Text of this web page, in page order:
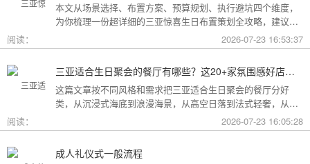
本文从场景选择、布置方案、预算规划、执行避坑四个维度，
为你梳理一份超详细的三亚惊喜生日布置策划全攻略，建议收
阅读： 2026-07-23 16:53:37
三亚适合生日聚会的餐厅有哪些？这20+家氛围感好店按风格挑，一篇搞定
这篇文章按不同风格和需求把三亚适合生日聚会的餐厅分好
类，从沉浸式海底到浪漫海景，从高空日落到法式轻奢，从热
带庭院到高性价比好店，直接对号入座就行。
阅读： 2026-07-23 16:05:28
成人礼仪式一般流程